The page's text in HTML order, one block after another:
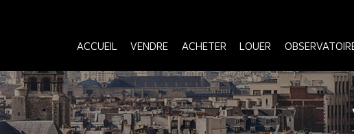
ACCUEIL VENDRE ACHETER LOUER